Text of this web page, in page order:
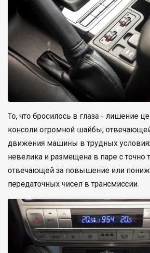
То, что бросилось в глаза - лишение
консоли огромной шайбы,
движения машины в трудных
невелика и размещена в паре с точно
отвечающей за повышение или
передаточных чисел в трансмиссии.